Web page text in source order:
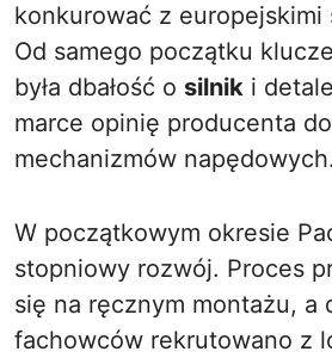
konkurować z europejskimi
Od samego początku
była dbałość o silnik i
marce opinię producenta
mechanizmów napędowych.
W początkowym okresie
stopniowy rozwój. Proces
się na ręcznym montażu, a
fachowców rekrutowano z